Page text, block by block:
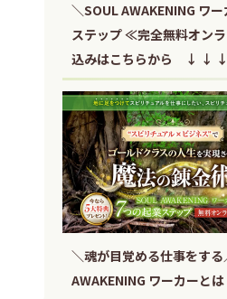
＼SOUL AWAKENING ワ
ステップ ≪完全無料オン
込みはこちらから ↓ ↓
＼魂が目覚める仕事をする
AWAKENING ワーカーとは